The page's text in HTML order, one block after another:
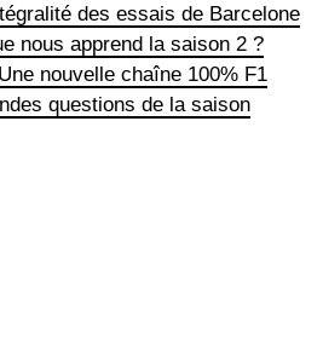
des essais de Barcelone
nous apprend la saison 2 ?
nouvelle chaîne 100% F1
questions de la saison